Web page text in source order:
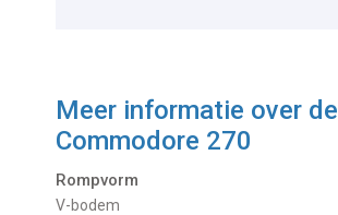
Meer informatie over de
Commodore 270
Rompvorm
V-bodem